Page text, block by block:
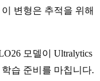
변형은 추적을 위해
모델이 Ultralytics
습 준비를 마칩니다.